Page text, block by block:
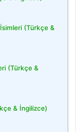
(Türkçe &
(Türkçe &
& İngilizce)